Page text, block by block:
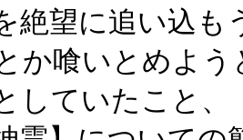
絶望に追い込も
か喰いとめよ
していたこと、